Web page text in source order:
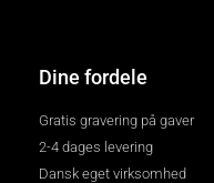
Dine fordele
Gratis gravering på gaver
2-4 dages levering
Dansk eget virksomhed